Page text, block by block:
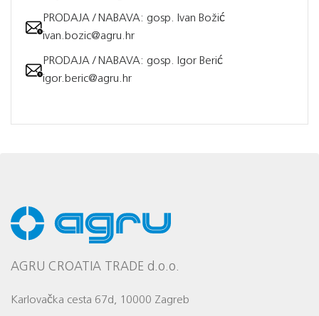
PRODAJA / NABAVA: gosp. Ivan Božić
ivan.bozic@agru.hr
PRODAJA / NABAVA: gosp. Igor Berić
igor.beric@agru.hr
AGRU CROATIA TRADE d.o.o.
Karlovačka cesta 67d, 10000 Zagreb